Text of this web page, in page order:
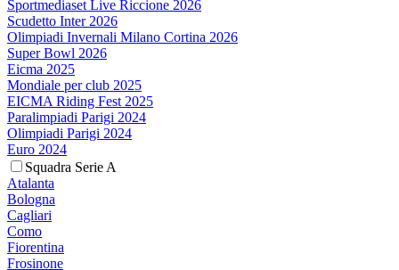
Sportmediaset Live Riccione 2026
Scudetto Inter 2026
Olimpiadi Invernali Milano Cortina 2026
Super Bowl 2026
Eicma 2025
Mondiale per club 2025
EICMA Riding Fest 2025
Paralimpiadi Parigi 2024
Olimpiadi Parigi 2024
Euro 2024
Squadra Serie A
Atalanta
Bologna
Cagliari
Como
Fiorentina
Frosinone